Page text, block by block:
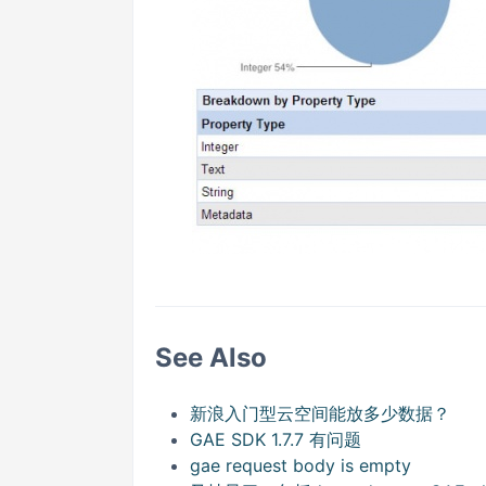
See Also
新浪入门型云空间能放多少数据？
GAE SDK 1.7.7 有问题
gae request body is empty